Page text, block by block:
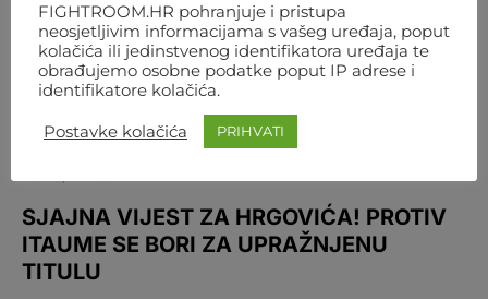
SJAJNA VIJEST ZA HRGOVIĆA! PROTIV
ITAUME SE BORI ZA UPRAŽNJENU
TITULU
FIGHTROOM.HR pohranjuje i pristupa
neosjetljivim informacijama s vašeg uređaja, poput
kolačića ili jedinstvenog identifikatora uređaja te
obrađujemo osobne podatke poput IP adrese i
identifikatore kolačića.
Postavke kolačića PRIHVATI